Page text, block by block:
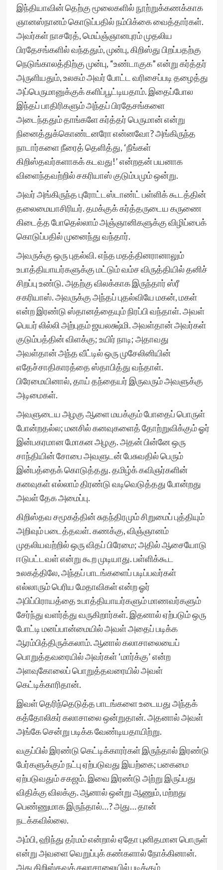
இந்தியாவின் தெற்கு மூலைகளில் நூற்றுக்கணக்காக
ஞானஸ்நானம் கொடுப்பதில் நம்பிக்கை வைத்தார்கள்.
அவர்கள் நாசரேத், மெய்ஞ்ஞானபுரம் முதலிய
பிரதேசங்களில் வந்ததும், முன்பு, கிறிஸ்து பிறப்பதற்கு
நெடுங்காலத்திற்கு முன்பு, “உண்டாகுக” என்று கர்த்தர்
அருளியதும், உலகம் அவர் போட்ட வரிசைப்படி தழைத்து
அப்பெருமானுக்குக் களிப்பூட்டியதாம். இதைப்போல
இந்தப் பாதிரிகளும் அந்தப் பிரதேசங்களை
அடைந்ததும் தாங்களே கர்த்தர் பெருமான் என்று
நினைத்துக்கொண்டனரோ என்னவோ? அங்கிருந்த
நாடார்களை நீரைத் தெளித்து, ‘நீங்கள்
கிறிஸ்தவர்களாகக் கடவது!’ என்றதன் பயனாக
விளைந்தவற்றில் சகரியாஸ் குடும்பமும் ஒன்று.
அவர் அங்கிருந்த புரோட்டஸ்டாண்ட் பள்ளிக் கூடத்தின்
தலைமையாசிரியர். தமக்குக் கர்த்தருடைய கருணை
கிடைத்த போதெல்லாம் அஞ்ஞானிகளுக்கு விழிப்பைக்
கொடுப்பதில் முனைந்து வந்தார்.
அவருக்கு ஒரு புதல்வி. எந்த மதத்தினரானாலும்
உபாத்தியாயர்களுக்கு மட்டும் வம்ச விருத்தியில் தனிச்
சிறப்பு உண்டு. அதற்கு விலக்காக இருந்தார் ஸ்ரீ
சகரியாஸ். அவருக்கு அந்தப் புதல்வியே மகன், மகள்
என்ற இரண்டு ஸ்தானத்தையும் நிரப்பி வந்தாள். அவள்
பெயர் லில்லி அற்புதம் ஜயலக்ஷ்மி. அவள்தான் அவர்கள்
குடும்பத்தின் விளக்கு; உயிர் நாடி; அதாவது
அவள்தான் அந்த வீட்டில் ஒரு முசேலினியின்
எதேச்சாதிகாரத்தை ஸ்தாபித்து வந்தாள்.
பிரேமையினால், தாய் தந்தையர் இருவரும் அவளுக்கு
அடிமைகள்.
அவளுடைய அழகு ஆளை மயக்கும் போதைப் பொருள்
போன்றதல்ல; மனசில் கனவுகளைத் தோற்றுவிக்கும் ஓர்
இன்பகரமான மோகன அழகு. அதன் பின்னே ஒரு
சாந்தியின் சோபை அவளுடன் பேசுவதில் பெரும்
இன்பத்தைக் கொடுத்தது. தமிழ்க் கவிஞர்களின்
கனவுகள் எல்லாம் திரண்டு வடிவெடுத்தது போன்றது
அவள் தேக அமைப்பு.
கிறிஸ்தவ சமூகத்தின் சுதந்திரமும் சிறுமைப் புத்தியும்
அறிவும் படைத்தவள். கணக்கு, விஞ்ஞானம்
முதலியவற்றில் ஒரு விதப் பிரேமை; அதில் ஆசையோடு
ஈடுபட்டவள் என்று கூற முடியாது. பள்ளிக்கூட
உலகத்திலே, அந்தப் பாடங்களைப் படிப்பவர்கள்
எல்லாரும் பெரிய மேதாவிகள் என்ற ஓர்
அபிப்பிராயத்தை உபாத்தியாயர்களும் மாணவர்களும்
சேர்ந்து வளர்த்து வருகிறார்கள். இதனால் ஏற்படும் ஒரு
போட்டி மனப்பான்மையில் அவள் அதைப் படிக்க
ஆரம்பித்திருக்கலாம். ஆனால் கலாசாலையைப்
பொறுத்தவரையில் அவர்கள் ‘மார்க்கு’ என்ற
அளவுகோலைப் பொறுத்தவரையில் அவள்
கெட்டிக்காரிதான்.
இவள் தெரிந்தெடுத்த பாடங்களை உடையது அந்தக்
கத்தோலிகர் கலாசாலை ஒன்றுதான். அதனால் அவள்
அங்கே சென்று படிக்க வேண்டியதாயிற்று.
வகுப்பில் இரண்டு கெட்டிக்காரர்கள் இருந்தால் இரண்டு
பேர்களுக்கும் நட்பு ஏற்படுவது இயற்கை; பகைமை
ஏற்படுவதும் சகஜம். இவை இரண்டு அற்று இருப்பது
விதிக்கு விலக்கு. ஆனால் ஒன்று ஆணும், மற்றது
பெண்ணுமாக இருந்தால்…? அது… தான்
நடக்கவில்லை.
அம்பி, ஹிந்து தர்மம் என்றால் ஏதோ புனிதமான பொருள்
என்று அவளை வெறுப்புக் கண்களால் நோக்கினான்.
அது கிறிஸ்தவக் கலாசாலையில் படிக்கும்